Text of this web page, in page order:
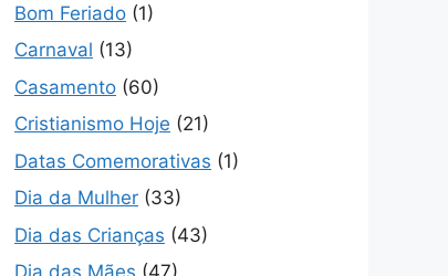
Bom Feriado (1)
Carnaval (13)
Casamento (60)
Cristianismo Hoje (21)
Datas Comemorativas (1)
Dia da Mulher (33)
Dia das Crianças (43)
Dia das Mães (47)